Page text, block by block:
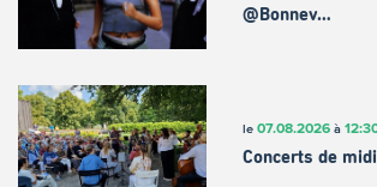
@Bonnev…
le 07.08.2026à
Concerts de midi